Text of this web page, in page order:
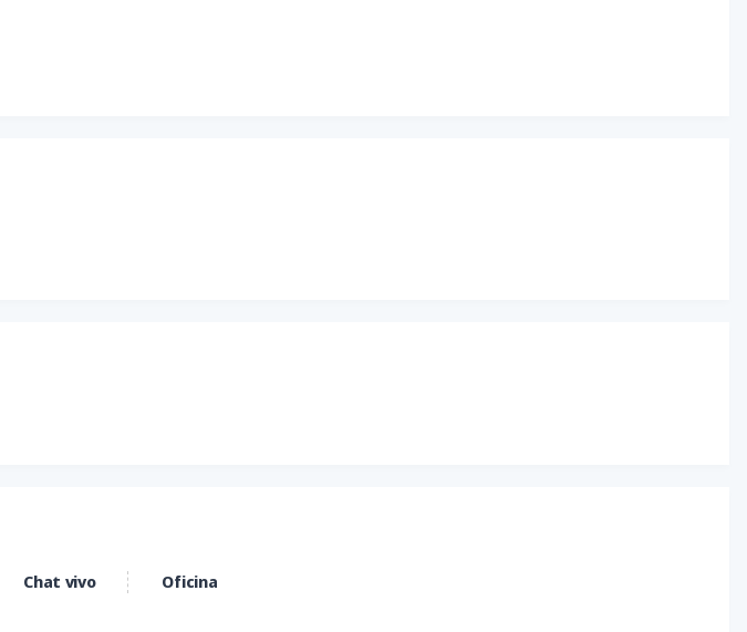
Chat vivo Oficina